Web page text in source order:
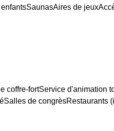
SaunasAires de jeux
coffre-fortService d'animation
Salles de congrèsRestaurants